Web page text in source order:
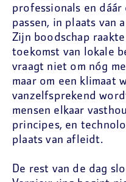
professionals en dáár
passen, in plaats van
Zijn boodschap
toekomst van lokale
vraagt niet om nóg
maar om een klimaat
vanzelfsprekend
mensen elkaar
principes, en
plaats van afleidt.
De rest van de dag